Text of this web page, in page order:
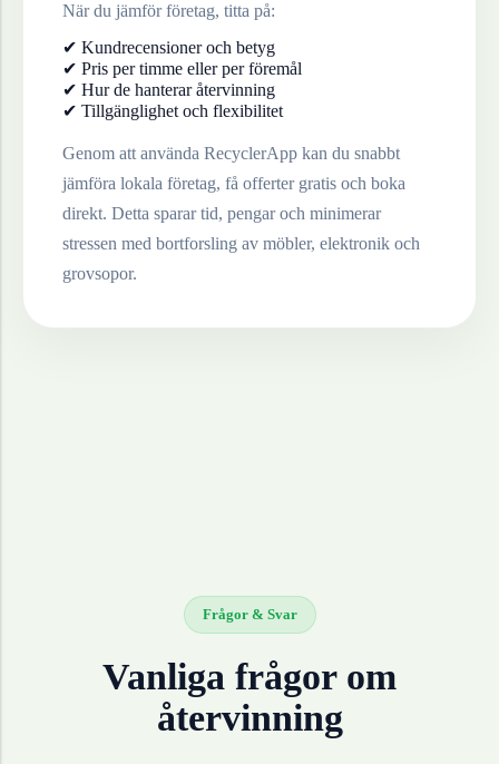
När du jämför företag, titta på:
✔ Kundrecensioner och betyg
✔ Pris per timme eller per föremål
✔ Hur de hanterar återvinning
✔ Tillgänglighet och flexibilitet
Genom att använda RecyclerApp kan du snabbt
jämföra lokala företag, få offerter gratis och boka
direkt. Detta sparar tid, pengar och minimerar
stressen med bortforsling av möbler, elektronik och
grovsopor.
Frågor & Svar
Vanliga frågor om
återvinning